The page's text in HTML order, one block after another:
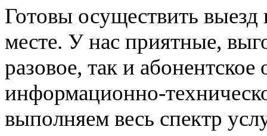
Готовы осуществить
месте. У нас приятные,
разовое, так и
информационно-
выполняем весь спектр